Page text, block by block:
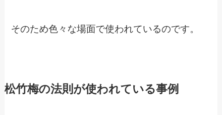
そのため色々な場面で使われているのです。
松竹梅の法則が使われている事例